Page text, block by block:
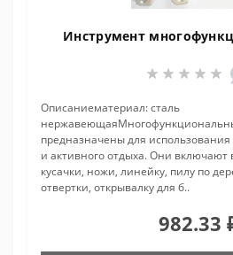
Инструмент
Описаниематериал: сталь
предназначены для
и активного отдыха. Они включают
кусачки, ножи, линейку, пилу по
отвертки, открывалку для б..
982.33